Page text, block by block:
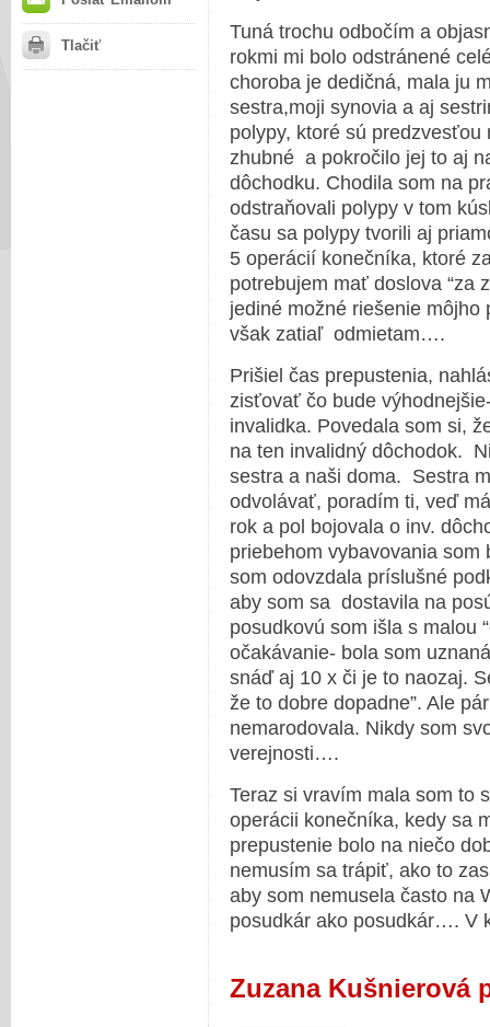
Tlačiť
Tuná trochu odbočím a
rokmi mi bolo odstránené
choroba je dedičná, mala ju
sestra,moji synovia a aj
polypy, ktoré sú
zhubné a pokročilo jej to aj
dôchodku. Chodila som na
odstraňovali polypy v tom
času sa polypy tvorili aj
5 operácií konečníka, ktoré
potrebujem mať doslova “za
jediné možné riešenie
však zatiaľ odmietam….
Prišiel čas prepustenia,
zisťovať čo bude
invalidka. Povedala som si,
na ten invalidný dôchodok.
sestra a naši doma. Sestra
odvolávať, poradím ti, veď
rok a pol bojovala o inv.
priebehom vybavovania
som odovzdala príslušné
aby som sa dostavila na
posudkovú som išla s malou
očakávanie- bola som
snáď aj 10 x či je to naozaj.
že to dobre dopadne”. Ale
nemarodovala. Nikdy som
verejnosti….
Teraz si vravím mala som to
operácii konečníka, kedy sa
prepustenie bolo na niečo
nemusím sa trápiť, ako to
aby som nemusela často na
posudkár ako posudkár…. V
Zuzana Kušnierová